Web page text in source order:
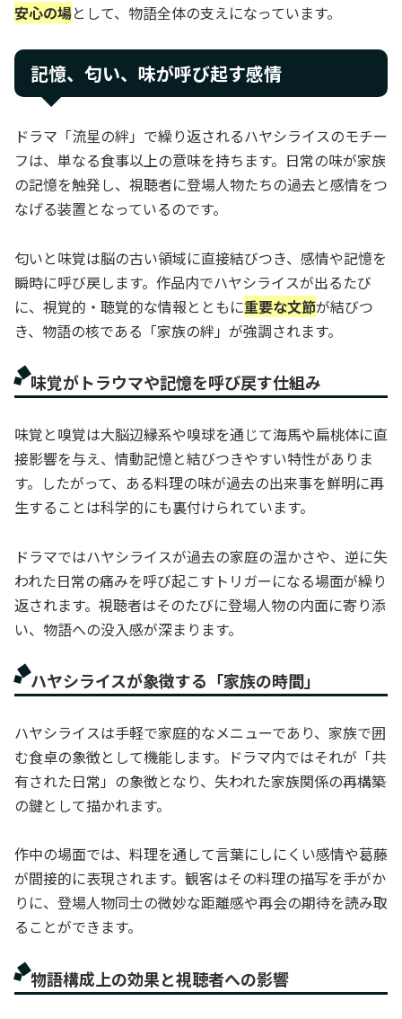
安心の場として、物語全体の支えになっています。
記憶、匂い、味が呼び起す感情
ドラマ「流星の絆」で繰り返されるハヤシライスのモチー
フは、単なる食事以上の意味を持ちます。日常の味が家族
の記憶を触発し、視聴者に登場人物たちの過去と感情をつ
なげる装置となっているのです。
匂いと味覚は脳の古い領域に直接結びつき、感情や記憶を
瞬時に呼び戻します。作品内でハヤシライスが出るたび
に、視覚的・聴覚的な情報とともに重要な文節が結びつ
き、物語の核である「家族の絆」が強調されます。
味覚がトラウマや記憶を呼び戻す仕組み
味覚と嗅覚は大脳辺縁系や嗅球を通じて海馬や扁桃体に直
接影響を与え、情動記憶と結びつきやすい特性がありま
す。したがって、ある料理の味が過去の出来事を鮮明に再
生することは科学的にも裏付けられています。
ドラマではハヤシライスが過去の家庭の温かさや、逆に失
われた日常の痛みを呼び起こすトリガーになる場面が繰り
返されます。視聴者はそのたびに登場人物の内面に寄り添
い、物語への没入感が深まります。
ハヤシライスが象徴する「家族の時間」
ハヤシライスは手軽で家庭的なメニューであり、家族で囲
む食卓の象徴として機能します。ドラマ内ではそれが「共
有された日常」の象徴となり、失われた家族関係の再構築
の鍵として描かれます。
作中の場面では、料理を通して言葉にしにくい感情や葛藤
が間接的に表現されます。観客はその料理の描写を手がか
りに、登場人物同士の微妙な距離感や再会の期待を読み取
ることができます。
物語構成上の効果と視聴者への影響